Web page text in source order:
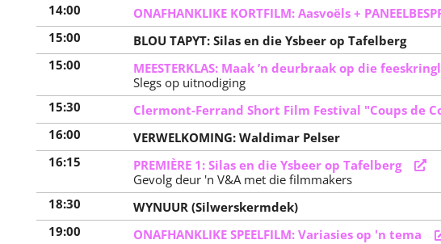
14:00
ONAFHANKLIKE KORTFILM: Aasvoëls +
15:00
BLOU TAPYT: Silas en die Ysbeer op Tafelberg
15:00
MEESTERKLAS: Maak ’n deurbraak op die
Slegs op uitnodiging
15:30 Clermont-Ferrand Short Film Festival "Coups de
16:00
VERWELKOMING: Waldimar Pelser
16:15
PREMIÈRE 1: Silas en die Ysbeer op Tafelberg
Gevolg deur 'n V&A met die filmmakers
18:30
WYNUUR (Silwerskermdek)
19:00
ONAFHANKLIKE SPEELFILM: Variasies op 'n tema